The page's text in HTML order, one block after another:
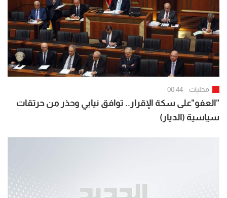
محليات 00:44
"العفو"على سكة الإقرار.. توافق نيابي وحذر من حرتقات
سياسية (الديار)